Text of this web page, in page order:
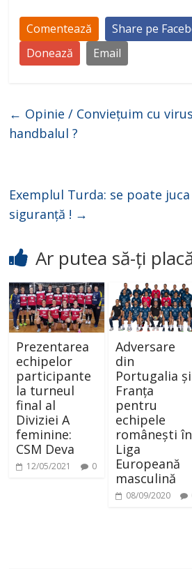
Comentează Share pe
Donează
Email
← Opinie / Conviețuim cu
handbalul ?
Exemplul Turda: se poate
siguranță ! →
Ar putea să-ți
Prezentarea
echipelor
participante
la turneul
final al
Diviziei A
feminine:
CSM Deva
12/05/2021 0
Adversare
din
Portugalia și
Franța
pentru
echipele
românești în
Liga
Europeană
masculină
08/09/2020